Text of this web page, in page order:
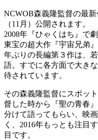
NCWOB森義隆監督の最新
（11月）公開されます。
2008年『ひゃくはち』で
東宝の超大作『宇宙兄弟
年ぶりの長編第３作は、
語。すでに各方面で大き
待されています。
その森義隆監督にスポッ
督した時から『聖の青春
分けて語ってもらい、映
く、2016年もっとも注目
目です。